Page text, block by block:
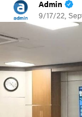
Admin
9/17/22,